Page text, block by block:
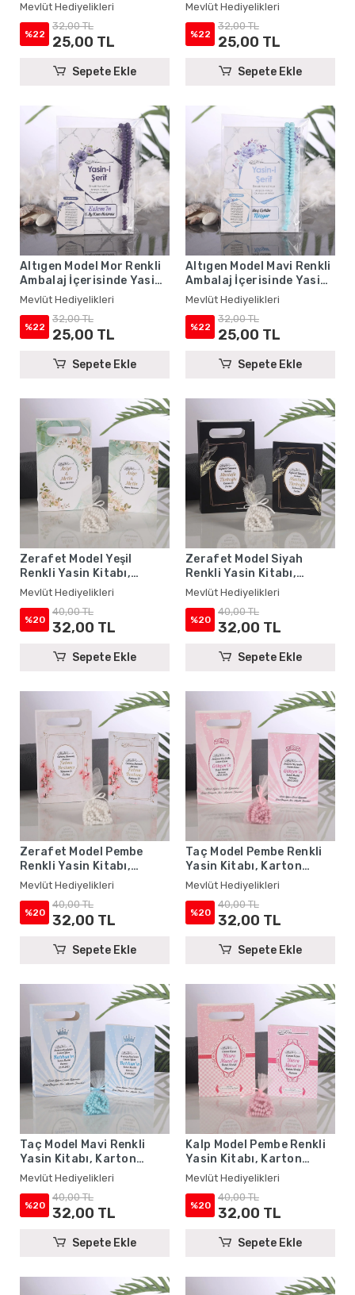
Tesbih - Mevlüt
Hediyelikleri
Mevlüt Hediyelikleri
%22
32,00 TL
25,00 TL
Sepete Ekle
Tesbih - Mevlüt
Hediyelikleri
Mevlüt Hediyelikleri
%22
32,00 TL
25,00 TL
Sepete Ekle
Altıgen Model Mor Renkli
Ambalaj İçerisinde Yasin
Kitabı, Magnet ve Tesbih -
Mevlüt Hediyelikleri
Mevlüt Hediyelikleri
%22
32,00 TL
25,00 TL
Sepete Ekle
Altıgen Model Mavi Renkli
Ambalaj İçerisinde Yasin
Kitabı, Magnet ve Tesbih -
Mevlüt Hediyelikleri
Mevlüt Hediyelikleri
%22
32,00 TL
25,00 TL
Sepete Ekle
Zerafet Model Yeşil
Renkli Yasin Kitabı,
Karton Çanta ve Tesbih -
Mevlüt Hediyelikleri
Mevlüt Hediyelikleri
%20
40,00 TL
32,00 TL
Sepete Ekle
Zerafet Model Siyah
Renkli Yasin Kitabı,
Karton Çanta ve Tesbih -
Mevlüt Hediyelikleri
Mevlüt Hediyelikleri
%20
40,00 TL
32,00 TL
Sepete Ekle
Zerafet Model Pembe
Renkli Yasin Kitabı,
Karton Çanta ve Tesbih -
Mevlüt Hediyelikleri
Mevlüt Hediyelikleri
%20
40,00 TL
32,00 TL
Sepete Ekle
Taç Model Pembe Renkli
Yasin Kitabı, Karton
Çanta ve Tesbih - Mevlüt
Hediyelikleri
Mevlüt Hediyelikleri
%20
40,00 TL
32,00 TL
Sepete Ekle
Taç Model Mavi Renkli
Yasin Kitabı, Karton
Çanta ve Tesbih - Mevlüt
Hediyelikleri
Mevlüt Hediyelikleri
%20
40,00 TL
32,00 TL
Sepete Ekle
Kalp Model Pembe Renkli
Yasin Kitabı, Karton
Çanta ve Tesbih - Mevlüt
Hediyelikleri
Mevlüt Hediyelikleri
%20
40,00 TL
32,00 TL
Sepete Ekle